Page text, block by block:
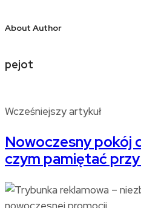
About Author
pejot
Wcześniejszy artykuł
Nowoczesny pokój
czym pamiętać